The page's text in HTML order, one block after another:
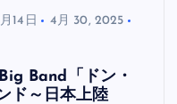
14日
4月 30, 2025
Band「ドン・
ド～日本上陸